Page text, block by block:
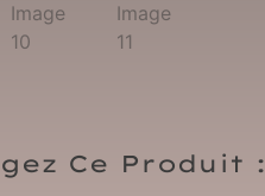
Ce Produit :